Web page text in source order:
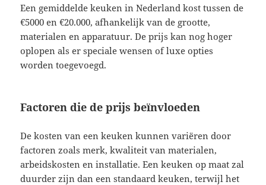
Een gemiddelde keuken in Nederland kost tussen de
€5000 en €20.000, afhankelijk van de grootte,
materialen en apparatuur. De prijs kan nog hoger
oplopen als er speciale wensen of luxe opties
worden toegevoegd.
Factoren die de prijs beïnvloeden
De kosten van een keuken kunnen variëren door
factoren zoals merk, kwaliteit van materialen,
arbeidskosten en installatie. Een keuken op maat zal
duurder zijn dan een standaard keuken, terwijl het